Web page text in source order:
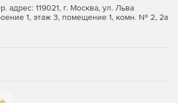
в редакциях:
мультисерверную установку,
адрес: 119021, г. Москва, ул. Льва
1, этаж 3, помещение 1, комн. № 2, 2а